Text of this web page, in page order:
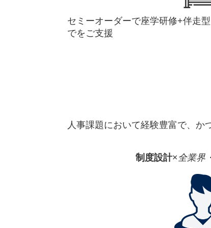
セミーオーダーで座学研修+伴走
でをご支援
人事課題において経験豊富で、か
制度設計× 全業界